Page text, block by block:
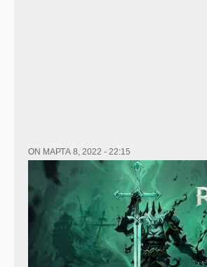
ON МАРТА 8, 2022 - 22:15